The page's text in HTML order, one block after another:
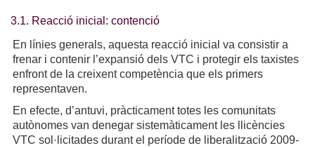
3.1. Reacció inicial: contenció
En línies generals, aquesta reacció inicial va consistir a
frenar i contenir l’expansió dels VTC i protegir els taxistes
enfront de la creixent competència que els primers
representaven.
En efecte, d’antuvi, pràcticament totes les comunitats
autònomes van denegar sistemàticament les llicències
VTC sol·licitades durant el període de liberalització 2009-